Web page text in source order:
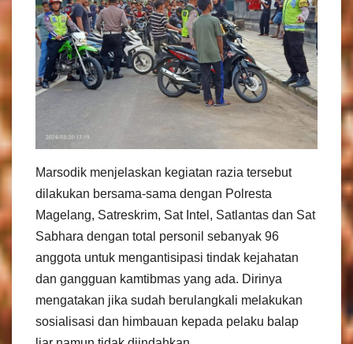
Marsodik menjelaskan kegiatan razia tersebut
dilakukan bersama-sama dengan Polresta
Magelang, Satreskrim, Sat Intel, Satlantas dan Sat
Sabhara dengan total personil sebanyak 96
anggota untuk mengantisipasi tindak kejahatan
dan gangguan kamtibmas yang ada. Dirinya
mengatakan jika sudah berulangkali melakukan
sosialisasi dan himbauan kepada pelaku balap